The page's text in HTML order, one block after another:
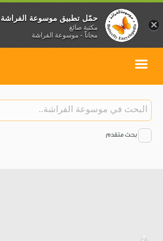
بحث متقدم
×
حمّل تطبيق موسوعة الفراشة
مكتبة صائغ
مجاناً - موسوعة الفراشة